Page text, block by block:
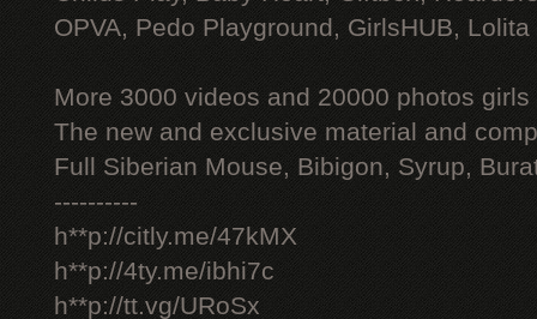
OPVA, Pedo Playground, GirlsHUB, Lolita
More 3000 videos and 20000 photos
The new and exclusive material and
Full Siberian Mouse, Bibigon, Syrup,
----------
h**p://citly.me/47kMX
h**p://4ty.me/ibhi7c
h**p://tt.vg/URoSx